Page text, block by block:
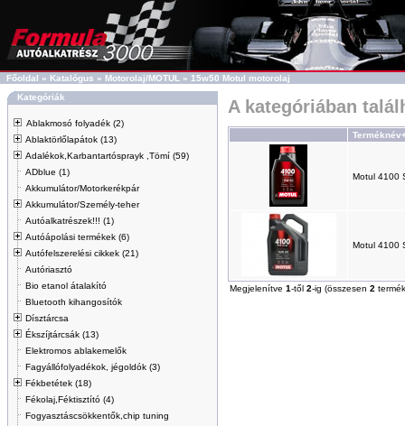
Főoldal » Katalógus » Motorolaj/MOTUL » 15w50 Motul motorolaj
Kategóriák
Ablakmosó folyadék (2)
Ablaktörlőlapátok (13)
Adalékok,Karbantartósprayk ,Tömí (59)
ADblue (1)
Akkumulátor/Motorkerékpár
Akkumulátor/Személy-teher
Autóalkatrészek!!! (1)
Autóápolási termékek (6)
Autófelszerelési cikkek (21)
Autóriasztó
Bio etanol átalakító
Bluetooth kihangosítók
Dísztárcsa
Ékszíjtárcsák (13)
Elektromos ablakemelők
Fagyállófolyadékok, jégoldók (3)
Fékbetétek (18)
Fékolaj,Féktisztító (4)
Fogyasztáscsökkentők,chip tuning
A kategóriában
Motul 4100
Motul 4100
Megjelenítve 1-től 2-ig (összesen 2